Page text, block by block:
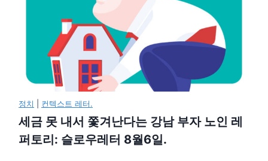
정치 컨텍스트 레터.
세금 못 내서 쫓겨난다는 강남 부자 노인 레
퍼토리: 슬로우레터 8월6일.